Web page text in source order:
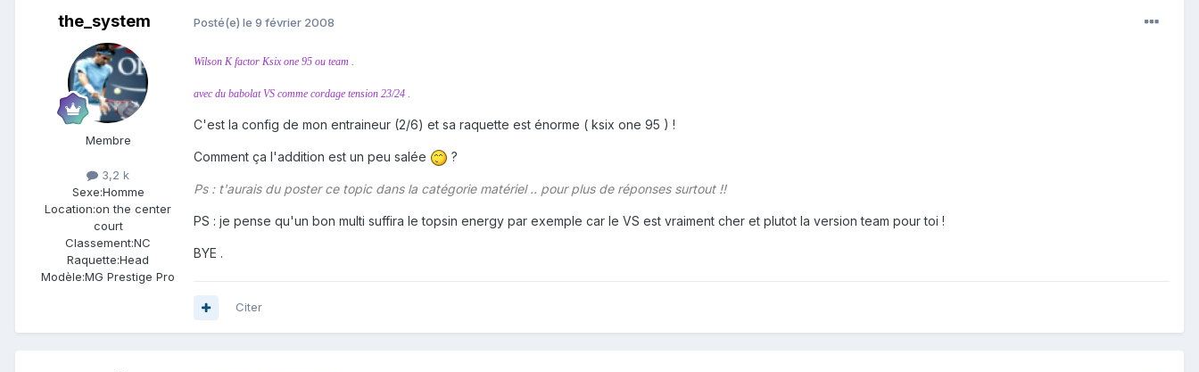
the_system
Membre
3,2 k
Sexe:Homme
Location:on the center
court
Classement:NC
Raquette:Head
Modèle:MG Prestige Pro
Posté(e) le 9 février 2008
Wilson K factor Ksix one 95 ou team .
avec du babolat VS comme cordage tension 23/24 .
C'est la config de mon entraineur (2/6) et sa raquette est énorme ( ksix one 95 ) !
Comment ça l'addition est un peu salée ?
Ps : t'aurais du poster ce topic dans la catégorie matériel .. pour plus de réponses surtout !!
PS : je pense qu'un bon multi suffira le topsin energy par exemple car le VS est vraiment cher et plutot la version team pour toi !
BYE .
Citer